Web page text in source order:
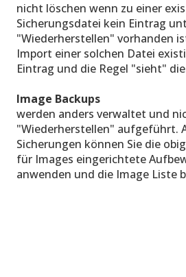
nicht löschen wenn zu einer
Sicherungsdatei kein Eintrag
"Wiederherstellen" vorhanden
Import einer solchen Datei
Eintrag und die Regel "sieht"
Image Backups
werden anders verwaltet und
"Wiederherstellen" aufgeführt.
Sicherungen können Sie die
für Images eingerichtete
anwenden und die Image Liste